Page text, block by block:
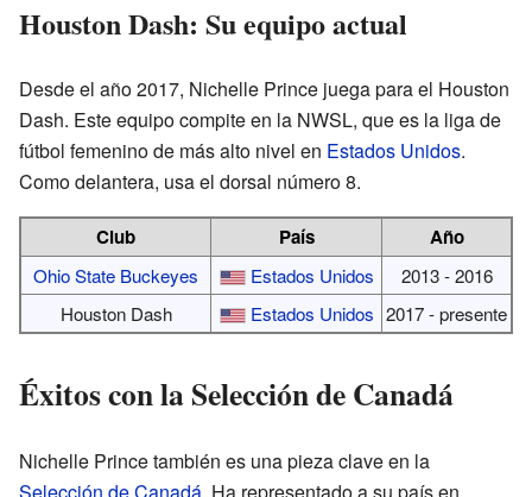
Houston Dash: Su equipo actual
Desde el año 2017, Nichelle Prince juega para el Houston
Dash. Este equipo compite en la NWSL, que es la liga de
fútbol femenino de más alto nivel en Estados Unidos.
Como delantera, usa el dorsal número 8.
Club País Año
Ohio State Buckeyes Estados Unidos
2013 - 2016
Houston Dash
Estados Unidos 2017 - presente
Éxitos con la Selección de Canadá
Nichelle Prince también es una pieza clave en la